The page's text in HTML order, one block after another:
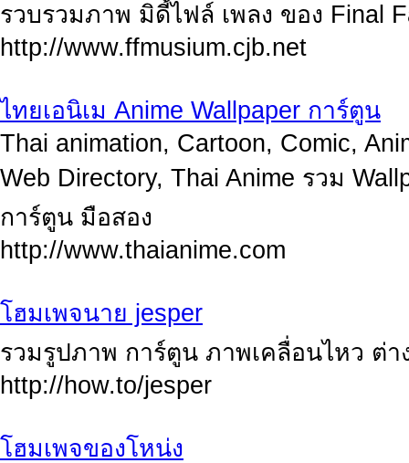
รวบรวมภาพ มิดี้ไฟล์ เพลง ของ Final
http://www.ffmusium.cjb.net
ไทยเอนิเม Anime Wallpaper การ์ตูน
Thai animation, Cartoon, Comic,
Web Directory, Thai Anime รวม
การ์ตูน มือสอง
http://www.thaianime.com
โฮมเพจนาย jesper
รวมรูปภาพ การ์ตูน ภาพเคลื่อนไหว ต่า
http://how.to/jesper
โฮมเพจของโหน่ง